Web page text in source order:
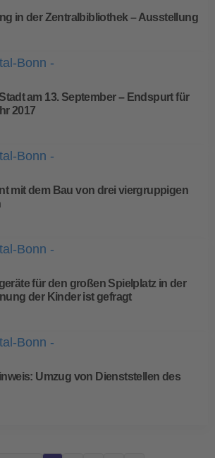
in der Zentralbibliothek – Ausstellung
am 13. September – Endspurt für
2017
mit dem Bau von drei viergruppigen
für den großen Spielplatz in der
der Kinder ist gefragt
Umzug von Dienststellen des